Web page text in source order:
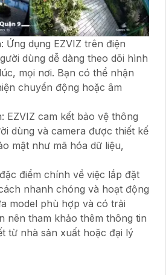
Ứng dụng EZVIZ trên điện
dùng dễ dàng theo dõi hình
mọi nơi. Bạn có thể nhận
chuyển động hoặc âm
EZVIZ cam kết bảo vệ thông
dùng và camera được thiết kế
mật như mã hóa dữ liệu,
điểm chính về việc lắp đặt
nhanh chóng và hoạt động
model phù hợp và có trải
nên tham khảo thêm thông tin
từ nhà sản xuất hoặc đại lý